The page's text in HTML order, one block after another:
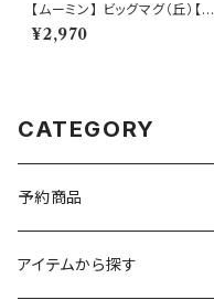
【ムーミン】 ビッグマグ（丘）【M
M3200】MM3201-35
¥2,970
CATEGORY
予約商品
アイテムから探す